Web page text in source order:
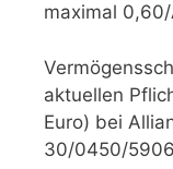
maximal
aktuellen
Euro) bei
30/0450/